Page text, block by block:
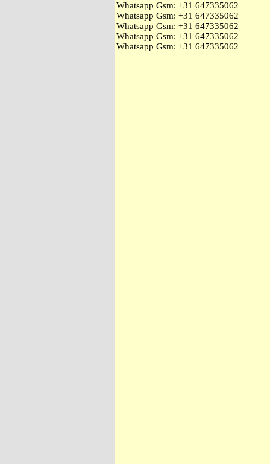
Whatsapp Gsm: ‭+31 647335062
Whatsapp Gsm: ‭+31 647335062
Whatsapp Gsm: ‭+31 647335062
Whatsapp Gsm: ‭+31 647335062
Whatsapp Gsm: ‭+31 647335062